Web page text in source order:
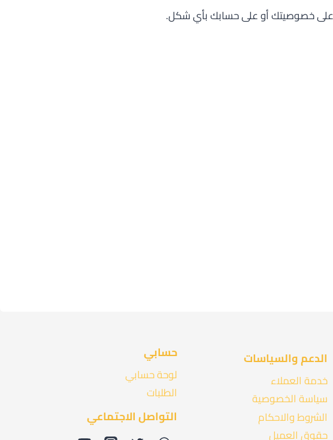
الدعم والسياسات
خدمة العملاء
سياسة الخصوصية
الشروط والاحكام
حقوق العميل
حسابي
لوحة حسابي
الطلبات
التواصل الاجتماعي